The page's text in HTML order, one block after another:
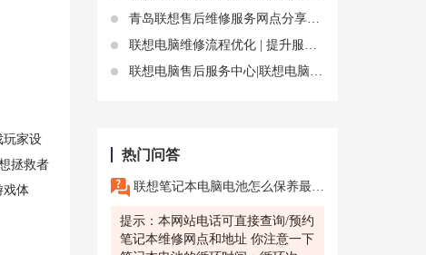
家设
拯救者
戏体
青岛联想售后维修服务网点分享联想笔记本触摸板失灵修复小技巧
联想电脑维修流程优化 | 提升服务效率
联想电脑售后服务中心|联想电脑换电池在哪换详细信息分析
热门问答
联想笔记本电脑电池怎么保养最好？电池用时间太长了，笔记本电脑也损坏了，想找昆山联想的售后维修。
提示：本网站电话可直接查询/预约
笔记本维修网点和地址 你注意一下